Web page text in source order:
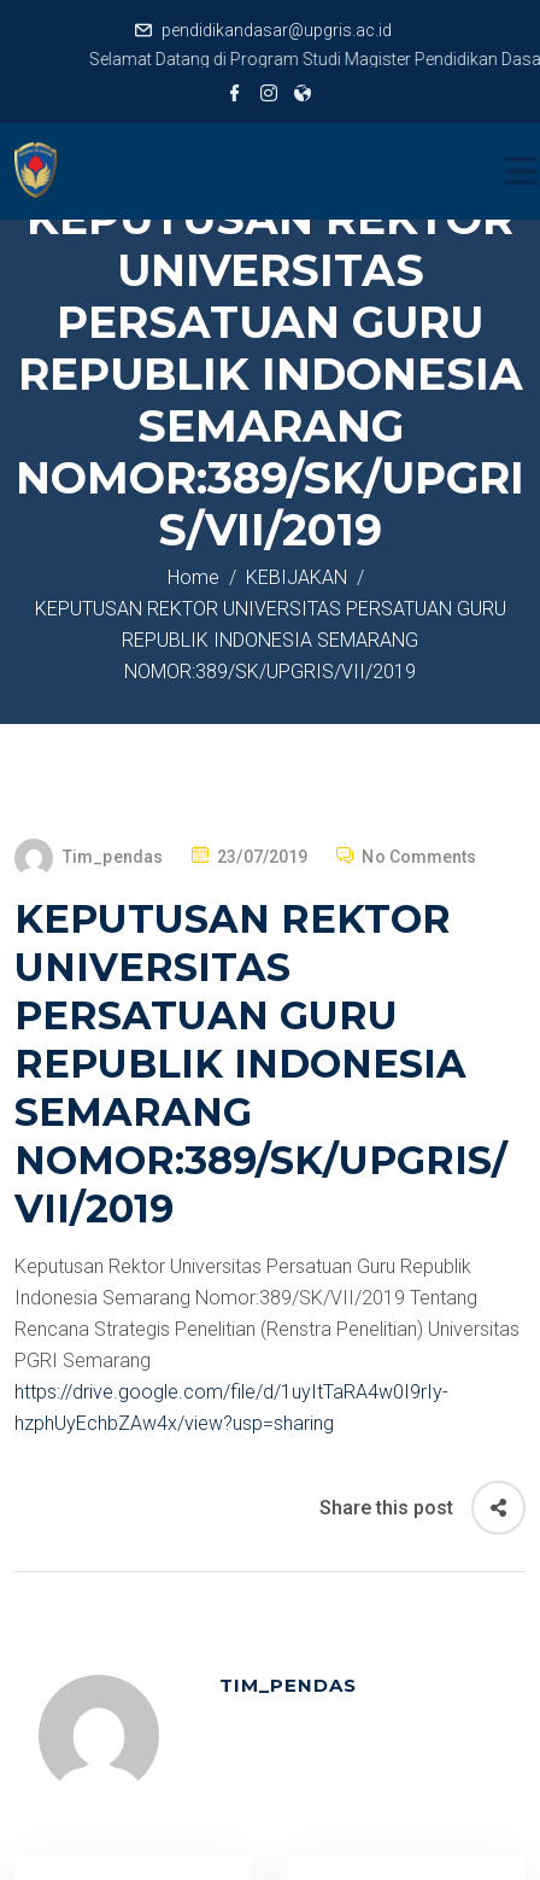
pendidikandasar@upgris.ac.id
Selamat Datang di Program Studi Magister Pendidikan Dasar
KEPUTUSAN REKTOR
UNIVERSITAS
PERSATUAN GURU
REPUBLIK INDONESIA
SEMARANG
NOMOR:389/SK/UPGRI
S/VII/2019
Home
KEBIJAKAN
KEPUTUSAN REKTOR UNIVERSITAS PERSATUAN GURU
REPUBLIK INDONESIA SEMARANG
NOMOR:389/SK/UPGRIS/VII/2019
Tim_pendas 23/07/2019 No Comments
KEPUTUSAN REKTOR
UNIVERSITAS
PERSATUAN GURU
REPUBLIK INDONESIA
SEMARANG
NOMOR:389/SK/UPGRIS/
VII/2019
Keputusan Rektor Universitas Persatuan Guru Republik
Indonesia Semarang Nomor:389/SK/VII/2019 Tentang
Rencana Strategis Penelitian (Renstra Penelitian) Universitas
PGRI Semarang
https://drive.google.com/file/d/1uyItTaRA4w0I9rIy-
hzphUyEchbZAw4x/view?usp=sharing
Share this post
TIM_PENDAS